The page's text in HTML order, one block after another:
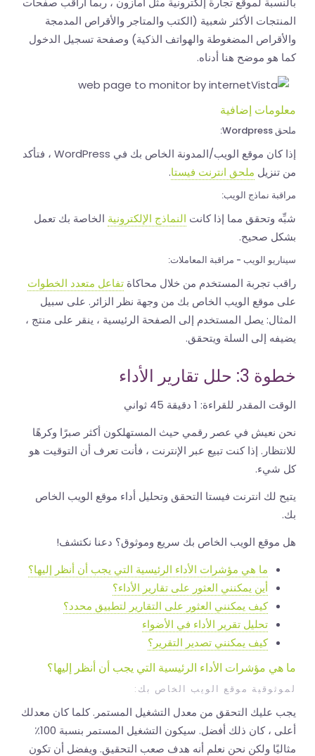
المنتجات الأكثر شعبية (الكتب والمتاجر والأقراص المدمجة
والأقراص المضغوطة والهواتف الذكية) وصفحة تسجيل الدخول
كما هو موضح هنا أدناه.
معلومات إضافية
ملحق Wordpress:
إذا كان موقع الويب/المدونة الخاص بك في WordPress ، فتأكد
من تنزيل ملحق انترنت فيستا.
مراقبة نماذج الويب:
شبِّه وتحقق مما إذا كانت النماذج الإلكترونية الخاصة بك تعمل
بشكل صحيح.
سيناريو الويب - مراقبة المعاملات:
راقب تجربة المستخدم من خلال محاكاة تفاعل متعدد الخطوات
على موقع الويب الخاص بك من وجهة نظر الزائر. على سبيل
المثال: يصل المستخدم إلى الصفحة الرئيسية ، ينقر على منتج ،
يضيفه إلى السلة ويتحقق.
خطوة 3: حلل تقارير الأداء
الوقت المقدر للقراءة:
نحن نعيش في عصر رقمي حيث المستهلكون أكثر صبرًا وكرهًا
للانتظار. إذا كنت تبيع عبر الإنترنت ، فأنت تعرف أن التوقيت هو
كل شيء.
يتيح لك انترنت فيستا التحقق وتحليل أداء موقع الويب الخاص
بك.
هل موقع الويب الخاص بك سريع وموثوق؟ دعنا نكتشف!
ما هي مؤشرات الأداء الرئيسية التي يجب أن أنظر إليها؟
أين يمكنني العثور على تقارير الأداء؟
كيف يمكنني العثور على التقارير لتطبيق محدد؟
تحليل تقرير الأداء في الأضواء
كيف يمكنني تصدير التقرير؟
ما هي مؤشرات الأداء الرئيسية التي يجب أن أنظر إليها؟
لموثوقية موقع الويب الخاص بك:
يجب عليك التحقق من معدل التشغيل المستمر. كلما كان معدلك
أعلى ، كان ذلك أفضل. سيكون التشغيل المستمر بنسبة 100٪
مثاليًا ولكن نحن نعلم أنه هدف صعب التحقيق. ويفضل أن تكون